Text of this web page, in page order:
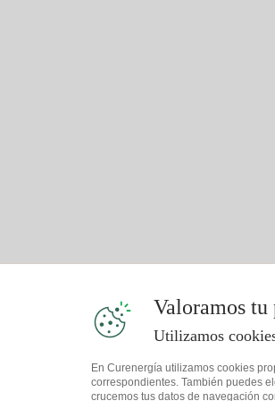
Valoramos
Utilizamos
En Curenergía utilizamos cookies
correspondientes. También puedes
crucemos tus datos de navegación